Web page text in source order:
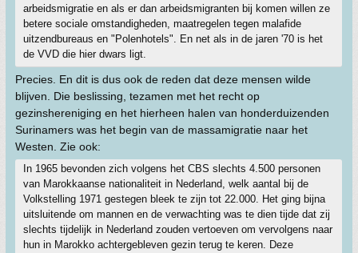
arbeidsmigratie en als er dan arbeidsmigranten bij komen willen ze
betere sociale omstandigheden, maatregelen tegen malafide
uitzendbureaus en "Polenhotels". En net als in de jaren '70 is het
de VVD die hier dwars ligt.
Precies. En dit is dus ook de reden dat deze mensen wilde
blijven. Die beslissing, tezamen met het recht op
gezinshereniging en het hierheen halen van honderduizenden
Surinamers was het begin van de massamigratie naar het
Westen. Zie ook:
In 1965 bevonden zich volgens het CBS slechts 4.500 personen
van Marokkaanse nationaliteit in Nederland, welk aantal bij de
Volkstelling 1971 gestegen bleek te zijn tot 22.000. Het ging bijna
uitsluitende om mannen en de verwachting was te dien tijde dat zij
slechts tijdelijk in Nederland zouden vertoeven om vervolgens naar
hun in Marokko achtergebleven gezin terug te keren. Deze